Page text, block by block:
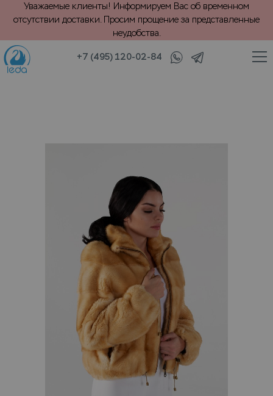
Уважаемые клиенты! Информируем Вас об временном
отсутствии доставки. Просим прощение за представленные
неудобства.
+7 (495) 120-02-84
Шубы и мех